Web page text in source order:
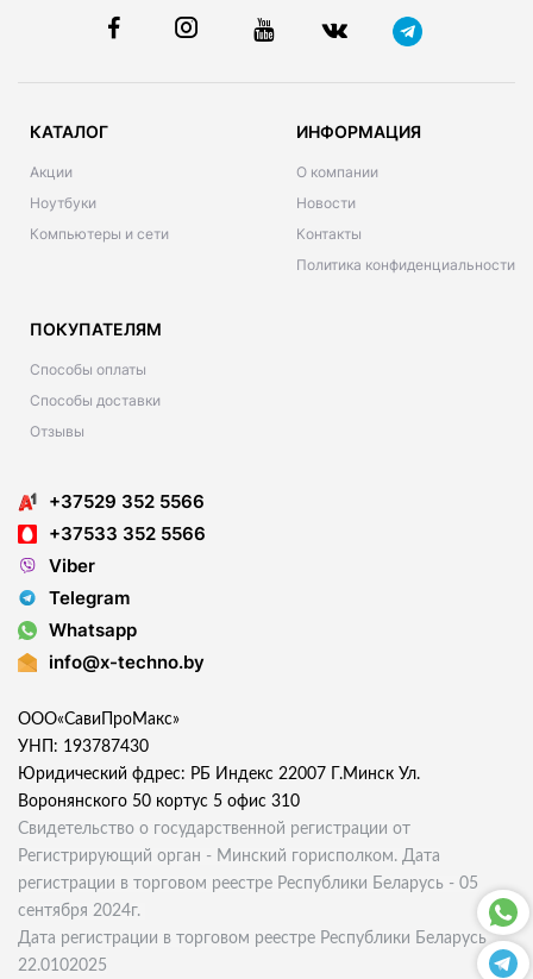
КАТАЛОГ
Акции
Ноутбуки
Компьютеры и сети
ИНФОРМАЦИЯ
О компании
Новости
Контакты
Политика конфиденциальности
ПОКУПАТЕЛЯМ
Способы оплаты
Способы доставки
Отзывы
+37529 352 5566
+37533 352 5566
Viber
Telegram
Whatsapp
info@x-techno.by
ООО«СавиПроМакс»
УНП: 193787430
Юридический фдрес: РБ Индекс 22007 Г.Минск Ул.
Воронянского 50 кортус 5 офис 310
Свидетельство о государственной регистрации от
Регистрирующий орган - Минский горисполком. Дата
регистрации в торговом реестре Республики Беларусь - 05
сентября 2024г.
Дата регистрации в торговом реестре Республики Беларусь
22.0102025